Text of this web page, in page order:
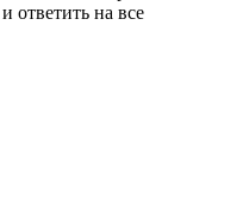
ответить на все